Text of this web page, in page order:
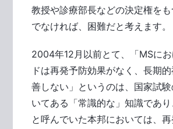
教授や診療部長などの決定権を
でなければ、困難だと考えます。
2004年12月以前とて、「MSに
ドは再発予防効果がなく、長期
善しない」というのは、国家試
いてある「常識的な」知識であり
と呼んでいた本邦においては、